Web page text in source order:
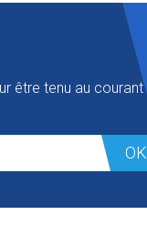
être tenu au courant
OK